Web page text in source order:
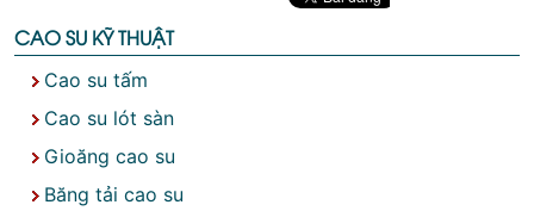
CAO SU KỸ THUẬT
Cao su tấm
Cao su lót sàn
Gioăng cao su
Băng tải cao su